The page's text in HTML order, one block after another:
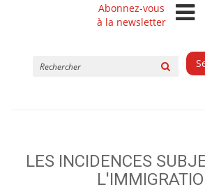
Abonnez-vous
à la newsletter
LES INCIDENCES